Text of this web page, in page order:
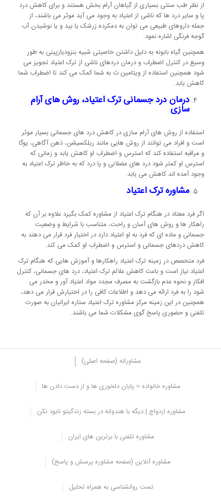
از نظر طب سنتی بسیاری از گیاهان آرام بخش هستند و برای کاهش درد
پا و سایر درد ها که ناشی از اعتیاد به وجود می آید موثر می باشند، از
جمله داروهای طبیعی می توان به دمکرده زرشک یا بید و یا نوشیدن آب
گوجه فرنگی اشاره نمود.
همچنین گیاه بابونه به دلیل داشتن خاصیتی شبیه بنزودیازپینی به طور
وسیع در کنترل اضطراب و درمان دردهای ناشی از ترک اعتیاد تجویز می
شود همچنین استفاده از ویتامین ث به شما کمک می کند تا اضطراب شما
کاهش یابد.
درمان درد جسمانی ترک اعتیاد، روش های آرام
سازی
استفاده از روش های آرام سازی در کاهش درد های جسمانی بسیار موثر
است و افراد می توانند از روش هایی مانند ریلکسیشن، ذهن آگاهی، یوگا
و مراقبه استفاده کند که استرس و اضطراب او کاهش یابد و زمانی که
استرس او کمتر شود درد های عضلانی و پا درد که به خاطر ترک اعتیاد به
وجود آمده اند کاهش می یابد.
مشاوره ترک اعتیاد
اگر فرد معتاد در هنگام ترک اعتیاد از مشاوره کمک بگیرد علاوه بر آن که
راهکار ها و روش های آسان و راحت، متناسب با شرایط و وضعیت
جسمانی و ماده ای که فرد به او اعتیاد دارد در اختیار فرد قرار می دهند به
کاهش دردهای جسمانی و استرس و اضطراب او کمک می کند.
فرد متخصص در زمینه ترک اعتیاد راهکارها و آموزش هایی که هنگام ترک
اعتیاد نیاز است و باعث کاهش علائم ترک اعتیاد، درد های جسمانی، کنترل
افکار و نحوه عدم بازگشت به مصرف مجدد مواد اعتیاد آور و مخدر می
شود را به فرد ارائه می دهد و اطلاعات کافی را در اختیارش قرار می دهد،
همچنین در این زمینه مرکز مشاوره ترک اعتیاد ستاره ایرانیان به صورت
تلفنی و حضوری پاسخ گوی مشکلات شما می باشند.
مشاورانه (صفحه اصلی)
مشاوره خانواده = پایان دلخوری ها و از دست دادن ها
مشاوره ازدواج | دیگه با هندوانه در بسته زندگیتو نابود نکن
مشاوره تلفنی با برترین های ایران
مشاوره آنلاین (صفحه مشاوره پرسش و پاسخ)
تست روانشناسی به همراه تحلیل
مرکز مشاوره روانشناسی ستاره ایرانیان
بر اساس مطالبی که بیان شد مشاوره ترک اعتیاد در فرایند ترک و کاهش
مشکلاتی که به خاطر اعتیاد به وجود می آیند مانند درد های جسمانی ترک
اعتیاد ضروری می باشند و به فرد کمک بسیاری می کنند تا ترک راحت
بسیاری از افراد امکان حضور در جلسات حضوری مشاوره را ندارند و یا در
مطرح نمایند در این صورت می تواند از امکانات تلفنی و اینترنتی مشاوره
استفاده کنند تا در وقت و هزینه آن ها صرفه جویی شود.